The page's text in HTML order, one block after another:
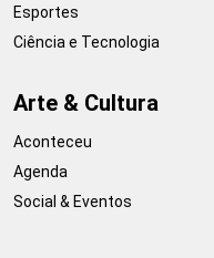
Esportes
Ciência e Tecnologia
Arte & Cultura
Aconteceu
Agenda
Social & Eventos